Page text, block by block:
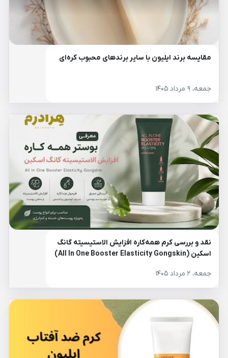
مقایسه برند ایلیون با سایر برندهای محبوب کره‌ای
جمعه، ۹ مرداد ۱۴۰۵
نقد و بررسی کرم همه‌کاره افزایش الاستیسیته گانگ
اسکین (All In One Booster Elasticity Gongskin)
جمعه، ۲ مرداد ۱۴۰۵